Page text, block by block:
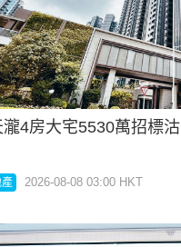
瀧4房大宅5530萬招標沽
2026-08-08 03:00 HKT